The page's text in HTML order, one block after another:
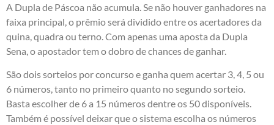
A Dupla de Páscoa não acumula. Se não houver ganhadores na
faixa principal, o prêmio será dividido entre os acertadores da
quina, quadra ou terno. Com apenas uma aposta da Dupla
Sena, o apostador tem o dobro de chances de ganhar.
São dois sorteios por concurso e ganha quem acertar 3, 4, 5 ou
6 números, tanto no primeiro quanto no segundo sorteio.
Basta escolher de 6 a 15 números dentre os 50 disponíveis.
Também é possível deixar que o sistema escolha os números